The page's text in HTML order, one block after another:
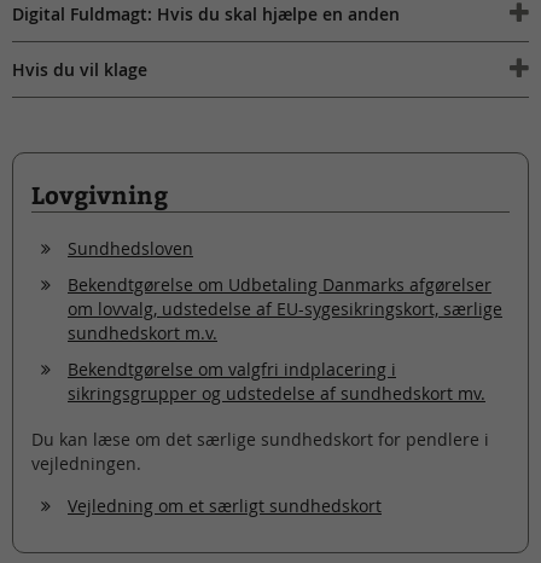
Digital Fuldmagt: Hvis du skal hjælpe en anden
Hvis du vil klage
Lovgivning
Sundhedsloven
Bekendtgørelse om Udbetaling Danmarks afgørelser
om lovvalg, udstedelse af EU-sygesikringskort, særlige
sundhedskort m.v.
Bekendtgørelse om valgfri indplacering i
sikringsgrupper og udstedelse af sundhedskort mv.
Du kan læse om det særlige sundhedskort for pendlere i
vejledningen.
Vejledning om et særligt sundhedskort